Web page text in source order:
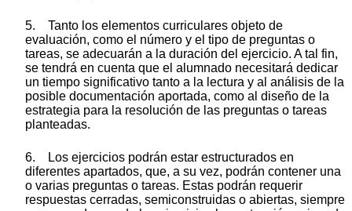
5. Tanto los elementos curriculares objeto de
evaluación, como el número y el tipo de preguntas o
tareas, se adecuarán a la duración del ejercicio. A tal fin,
se tendrá en cuenta que el alumnado necesitará dedicar
un tiempo significativo tanto a la lectura y al análisis de la
posible documentación aportada, como al diseño de la
estrategia para la resolución de las preguntas o tareas
planteadas.
6. Los ejercicios podrán estar estructurados en
diferentes apartados, que, a su vez, podrán contener una
o varias preguntas o tareas. Estas podrán requerir
respuestas cerradas, semiconstruidas o abiertas, siempre